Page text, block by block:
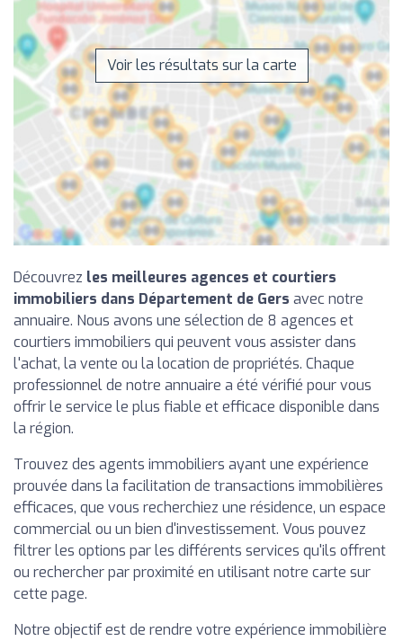
Voir les résultats sur la carte
Découvrez les meilleures agences et courtiers
immobiliers dans Département de Gers avec notre
annuaire. Nous avons une sélection de 8 agences et
courtiers immobiliers qui peuvent vous assister dans
l'achat, la vente ou la location de propriétés. Chaque
professionnel de notre annuaire a été vérifié pour vous
offrir le service le plus fiable et efficace disponible dans
la région.
Trouvez des agents immobiliers ayant une expérience
prouvée dans la facilitation de transactions immobilières
efficaces, que vous recherchiez une résidence, un espace
commercial ou un bien d'investissement. Vous pouvez
filtrer les options par les différents services qu'ils offrent
ou rechercher par proximité en utilisant notre carte sur
cette page.
Notre objectif est de rendre votre expérience immobilière